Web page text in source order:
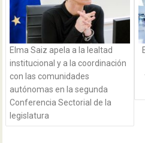
Elma Saiz apela a la lealtad
institucional y a la coordinación
con las comunidades
autónomas en la segunda
Conferencia Sectorial de la
legislatura